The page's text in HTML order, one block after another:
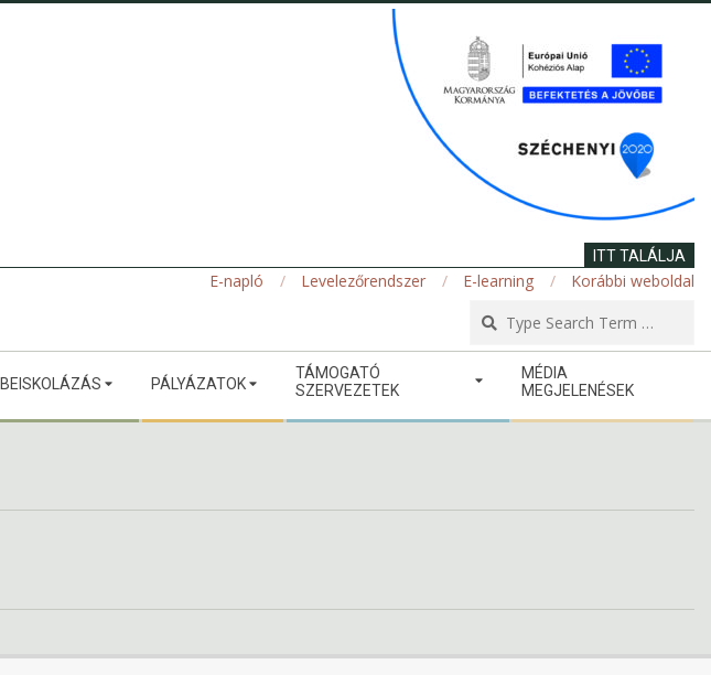
ITT TALÁLJA
E-napló Levelezőrendszer E-learning
Korábbi weboldal
BEISKOLÁZÁS PÁLYÁZATOK
TÁMOGATÓ
SZERVEZETEK
MÉDIA
MEGJELENÉSEK